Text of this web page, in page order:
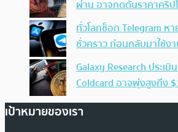
ผ่าน อาจกดดันราคาคริป
ทั่วโลกช็อก Telegram ห
ชั่วคราว ก่อนกลับมาใช้ง
Galaxy Research ประเ
Coldcard อาจพุ่งสูงถึง
เป้าหมายของเรา